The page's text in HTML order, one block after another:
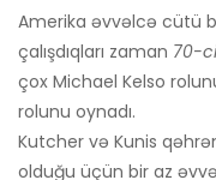
Amerika əvvəlcə cütü
çalışdıqları zaman 70-
çox Michael Kelso
rolunu oynadı.
Kutcher və Kunis
olduğu üçün bir az